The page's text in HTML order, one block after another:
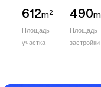
612m2
Площадь
участка
490m
Площадь
застройки